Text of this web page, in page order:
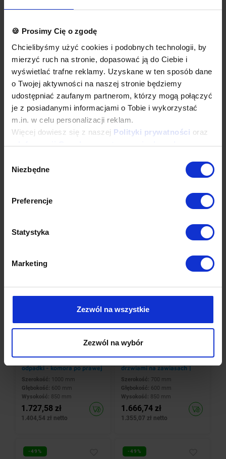
🍪 Prosimy Cię o zgodę
Chcielibyśmy użyć cookies i podobnych technologii, by
mierzyć ruch na stronie, dopasować ją do Ciebie i
wyświetlać trafne reklamy. Uzyskane w ten sposób dane
o Twojej aktywności na naszej stronie będziemy
udostępniać zaufanym partnerom, którzy mogą połączyć
je z posiadanymi informacjami o Tobie i wykorzystać
m.in. w celu personalizacji reklam.
Więcej dowiesz się z naszej Polityki prywatności oraz
zInformacji Google o przetwarzaniu danych.
zgody
Niezbędne
Preferencje
Statystyka
Marketing
Zezwól na wszystkie
Zezwól na wybór
-49%
INOXI
zawiasach, dwoje drzwi |
Wysokość:600 mm
-49%
INOXI
nierdzewnej z drzwiami na
odpadki - komora po prawej
stronie | 1000x600x(h)850
mm
Szerokość: 1000 mm
Głębokość: 600 mm
Wysokość: 850 mm
1.727,58 zł
1.404,54 zł netto
INOXI
drzwiami na zawiasach |
700x600x(h)850 mm
Szerokość: 700 mm
Głębokość: 600 mm
Wysokość: 850 mm
1.666,74 zł
1.355,07 zł netto
-49% -49%